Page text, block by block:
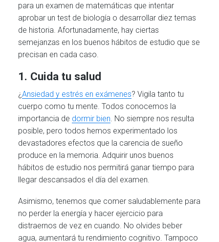
para un examen de matemáticas que intentar
aprobar un test de biología o desarrollar diez temas
de historia. Afortunadamente, hay ciertas
semejanzas en los buenos hábitos de estudio que se
precisan en cada caso.
1. Cuida tu salud
¿Ansiedad y estrés en exámenes? Vigila tanto tu
cuerpo como tu mente. Todos conocemos la
importancia de dormir bien. No siempre nos resulta
posible, pero todos hemos experimentado los
devastadores efectos que la carencia de sueño
produce en la memoria. Adquirir unos buenos
hábitos de estudio nos permitirá ganar tiempo para
llegar descansados el día del examen.
Asimismo, tenemos que comer saludablemente para
no perder la energía y hacer ejercicio para
distraernos de vez en cuando. No olvides beber
agua, aumentará tu rendimiento cognitivo. Tampoco